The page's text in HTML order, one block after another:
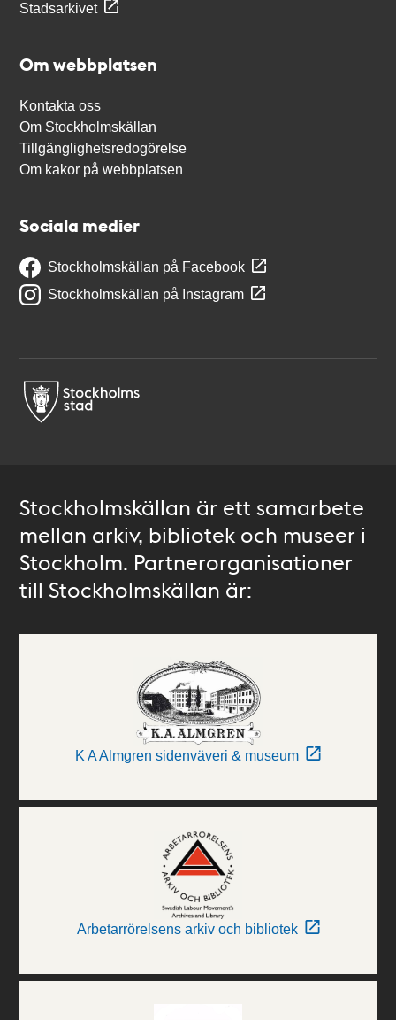
Stadsarkivet
Om webbplatsen
Kontakta oss
Om Stockholmskällan
Tillgänglighetsredogörelse
Om kakor på webbplatsen
Sociala medier
Stockholmskällan på Facebook
Stockholmskällan på Instagram
Stockholmskällan är ett samarbete
mellan arkiv, bibliotek och museer i
Stockholm. Partnerorganisationer
till Stockholmskällan är:
K A Almgren sidenväveri & museum
Arbetarrörelsens arkiv och bibliotek